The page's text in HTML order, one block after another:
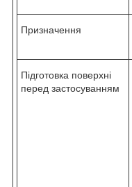
Призначення
Підготовка поверхні
перед застосуванням